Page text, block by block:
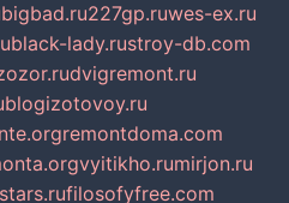
bigbad.ru227gp.ruwes-ex.ru
black-lady.rustroy-db.com
dvigremont.ru
blogizotovoy.ru
remontdoma.com
vyitikho.rumirjon.ru
filosofyfree.com